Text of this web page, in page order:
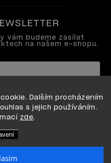
Dalším procházením
s jejich používáním.
zde.
vám budeme zasílat
na našem e-shopu.
osobních údajů